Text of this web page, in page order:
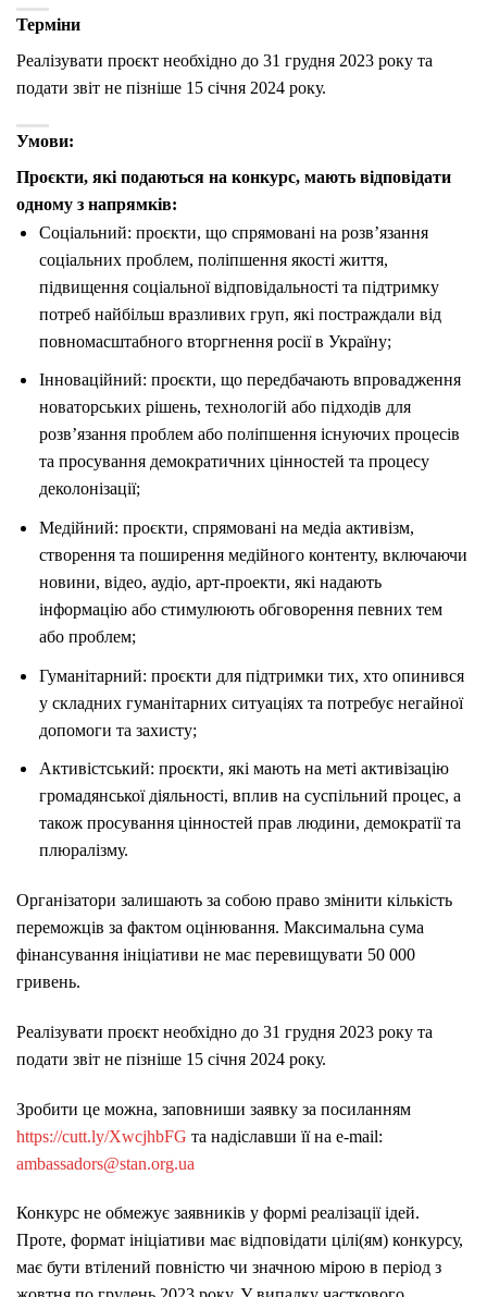
Терміни
Реалізувати проєкт необхідно до 31 грудня 2023 року та
подати звіт не пізніше 15 січня 2024 року.
Умови:
Проєкти, які подаються на конкурс, мають відповідати
одному з напрямків:
Соціальний: проєкти, що спрямовані на розв’язання
соціальних проблем, поліпшення якості життя,
підвищення соціальної відповідальності та підтримку
потреб найбільш вразливих груп, які постраждали від
повномасштабного вторгнення росії в Україну;
Інноваційний: проєкти, що передбачають впровадження
новаторських рішень, технологій або підходів для
розв’язання проблем або поліпшення існуючих процесів
та просування демократичних цінностей та процесу
деколонізації;
Медійний: проєкти, спрямовані на медіа активізм,
створення та поширення медійного контенту, включаючи
новини, відео, аудіо, арт-проекти, які надають
інформацію або стимулюють обговорення певних тем
або проблем;
Гуманітарний: проєкти для підтримки тих, хто опинився
у складних гуманітарних ситуаціях та потребує негайної
допомоги та захисту;
Активістський: проєкти, які мають на меті активізацію
громадянської діяльності, вплив на суспільний процес, а
також просування цінностей прав людини, демократії та
плюралізму.
Організатори залишають за собою право змінити кількість
переможців за фактом оцінювання. Максимальна сума
фінансування ініціативи не має перевищувати 50 000
гривень.
Реалізувати проєкт необхідно до 31 грудня 2023 року та
подати звіт не пізніше 15 січня 2024 року.
Зробити це можна, заповниши заявку за посиланням
https://cutt.ly/XwcjhbFG та надіславши її на e-mail:
ambassadors@stan.org.ua
Конкурс не обмежує заявників у формі реалізації ідей.
Проте, формат ініціативи має відповідати цілі(ям) конкурсу,
має бути втілений повністю чи значною мірою в період з